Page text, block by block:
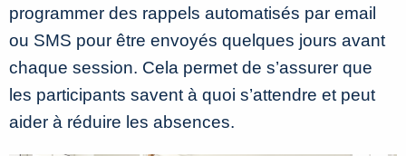
programmer des rappels automatisés par email
ou SMS pour être envoyés quelques jours avant
chaque session. Cela permet de s’assurer que
les participants savent à quoi s’attendre et peut
aider à réduire les absences.